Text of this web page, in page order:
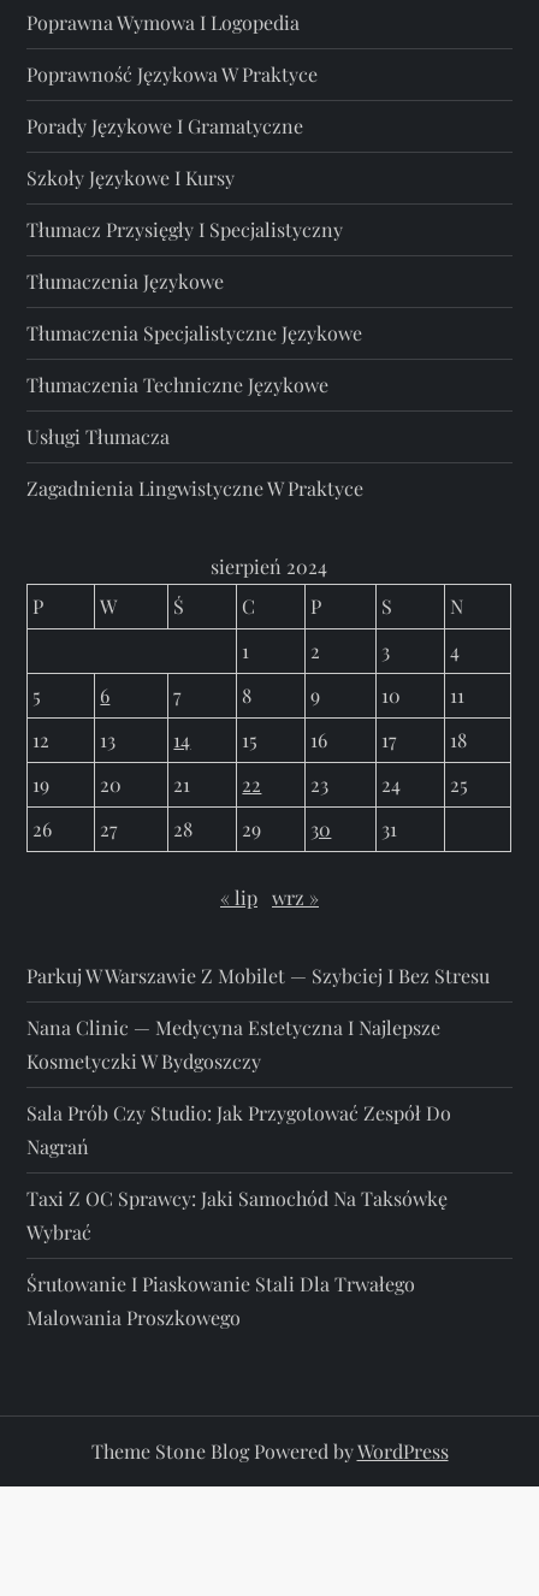
Poprawna Wymowa I Logopedia
Poprawność Językowa W Praktyce
Porady Językowe I Gramatyczne
Szkoły Językowe I Kursy
Tłumacz Przysięgły I Specjalistyczny
Tłumaczenia Językowe
Tłumaczenia Specjalistyczne Językowe
Tłumaczenia Techniczne Językowe
Usługi Tłumacza
Zagadnienia Lingwistyczne W Praktyce
sierpień 2024
P
W Ś C P S
N
1
2 3
4
5
6 7 8 9 10
11
12
13 14 15 16 17
18
19
20 21 22 23 24
25
26
27 28 29 30 31
« lip wrz »
Parkuj W Warszawie Z Mobilet — Szybciej I Bez Stresu
Nana Clinic — Medycyna Estetyczna I Najlepsze
Kosmetyczki W Bydgoszczy
Sala Prób Czy Studio: Jak Przygotować Zespół Do
Nagrań
Taxi Z OC Sprawcy: Jaki Samochód Na Taksówkę
Wybrać
Śrutowanie I Piaskowanie Stali Dla Trwałego
Malowania Proszkowego
Theme Stone Blog Powered byWordPress